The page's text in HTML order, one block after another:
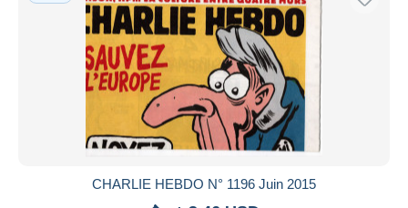
CHARLIE HEBDO N° 1196 Juin 2015